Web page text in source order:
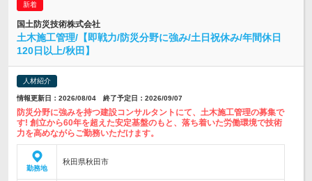
国土防災技術株式会社
土木施工管理/【即戦力/防災分野に強み/土日祝休み/年間休日
120日以上/秋田】
人材紹介
情報更新日：2026/08/04 終了予定日：2026/09/07
防災分野に強みを持つ建設コンサルタントにて、土木施工管理の募集で
す! 創立から60年を超えた安定基盤のもと、落ち着いた労働環境で技術
力を高めながらご勤務いただけます。
勤務地
秋田県秋田市